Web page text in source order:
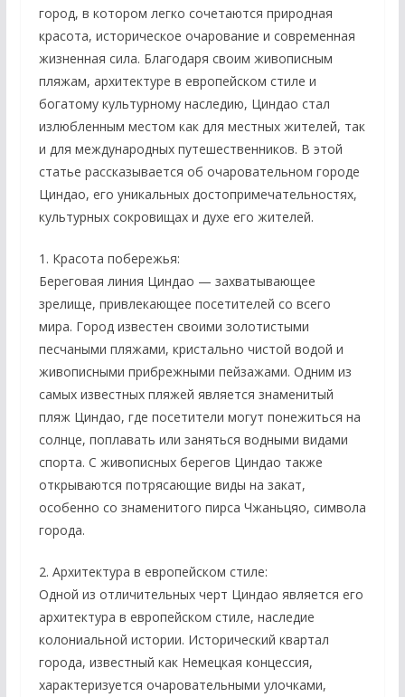
город, в котором легко сочетаются природная
красота, историческое очарование и современная
жизненная сила. Благодаря своим живописным
пляжам, архитектуре в европейском стиле и
богатому культурному наследию, Циндао стал
излюбленным местом как для местных жителей, так
и для международных путешественников. В этой
статье рассказывается об очаровательном городе
Циндао, его уникальных достопримечательностях,
культурных сокровищах и духе его жителей.
1. Красота побережья:
Береговая линия Циндао — захватывающее
зрелище, привлекающее посетителей со всего
мира. Город известен своими золотистыми
песчаными пляжами, кристально чистой водой и
живописными прибрежными пейзажами. Одним из
самых известных пляжей является знаменитый
пляж Циндао, где посетители могут понежиться на
солнце, поплавать или заняться водными видами
спорта. С живописных берегов Циндао также
открываются потрясающие виды на закат,
особенно со знаменитого пирса Чжаньцяо, символа
города.
2. Архитектура в европейском стиле:
Одной из отличительных черт Циндао является его
архитектура в европейском стиле, наследие
колониальной истории. Исторический квартал
города, известный как Немецкая концессия,
характеризуется очаровательными улочками,